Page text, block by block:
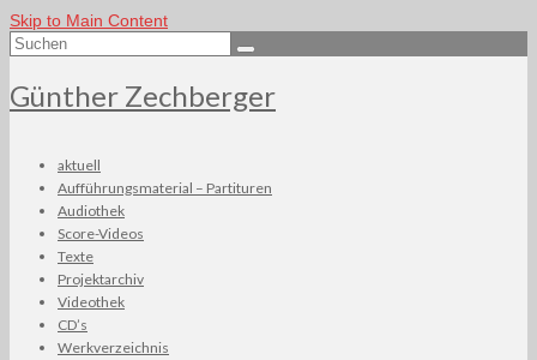
Skip to Main Content
Suchen
nach:
Günther Zechberger
aktuell
Aufführungsmaterial – Partituren
Audiothek
Score-Videos
Texte
Projektarchiv
Videothek
CD’s
Werkverzeichnis